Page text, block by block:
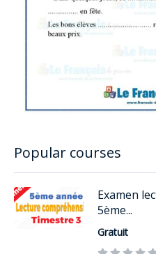
Popular courses
Examen
5ème...
Gratuit